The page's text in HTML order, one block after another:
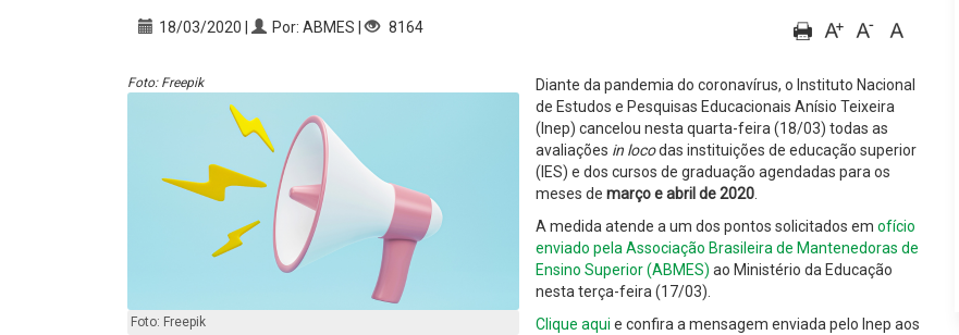
18/03/2020 | Por: ABMES | 8164
Foto: Freepik
Foto: Freepik
Diante da pandemia do coronavírus, o Instituto Nacional
de Estudos e Pesquisas Educacionais Anísio Teixeira
(Inep) cancelou nesta quarta-feira (18/03) todas as
avaliações in locodas instituições de educação superior
(IES) e dos cursos de graduação agendadas para os
meses de março e abril de 2020
A medida atende a um dos pontos solicitados em ofício
enviado pela Associação Brasileira de Mantenedoras de
Ensino Superior (ABMES) ao Ministério da Educação
nesta terça-feira (17/03).
Clique aqui e confira a mensagem enviada pelo Inep aos